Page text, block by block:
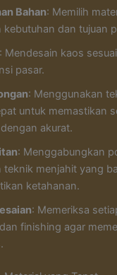
Bahan: Memilih
kebutuhan dan tujuan
: Mendesain kaos
pasar.
: Menggunakan
untuk memastikan
akurat.
: Menggabungkan
teknik menjahit yang
ketahanan.
: Memeriksa
finishing agar